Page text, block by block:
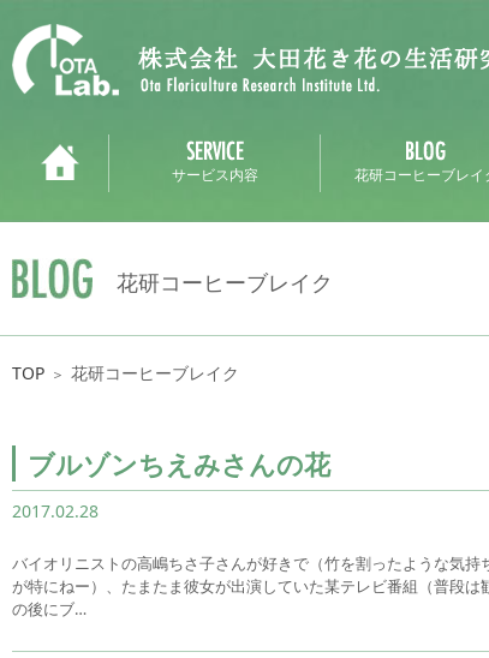
サービス内容 花研コーヒーブレイ
花研コーヒーブレイク
TOP ＞ 花研コーヒーブレイク
ブルゾンちえみさんの花
2017.02.28
バイオリニストの高嶋ちさ子さんが好きで（竹を割ったような気
が特にねー）、たまたま彼女が出演していた某テレビ番組（普段
の後にブ…